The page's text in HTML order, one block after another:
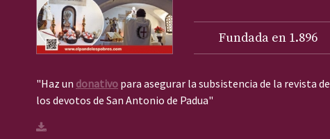
Fundada en 1.896
"Haz un donativo para asegurar la subsistencia de la revista de
los devotos de San Antonio de Padua"